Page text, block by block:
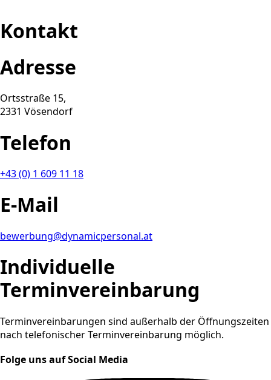
Kontakt
Adresse
Ortsstraße 15,
2331 Vösendorf
Telefon
+43 (0) 1 609 11 18
E-Mail
bewerbung@dynamicpersonal.at
Individuelle
Terminvereinbarung
Terminvereinbarungen sind außerhalb der Öffnungszeiten
nach telefonischer Terminvereinbarung möglich.
Folge uns auf Social Media